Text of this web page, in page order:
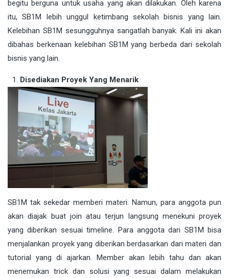
begitu berguna untuk usaha yang akan dilakukan. Oleh karena
itu, SB1M lebih unggul ketimbang sekolah bisnis yang lain.
Kelebihan SB1M sesungguhnya sangatlah banyak. Kali ini akan
dibahas berkenaan kelebihan SB1M yang berbeda dari sekolah
bisnis yang lain.
Disediakan Proyek Yang Menarik
SB1M tak sekedar memberi materi. Namun, para anggota pun
akan diajak buat join atau terjun langsung menekuni proyek
yang diberikan sesuai timeline. Para anggota dari SB1M bisa
menjalankan proyek yang diberikan berdasarkan dari materi dan
tutorial yang di ajarkan. Member akan lebih tahu dan akan
menemukan trick dan solusi yang sesuai dalam melakukan